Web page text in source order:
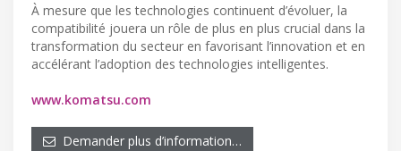
À mesure que les technologies continuent d’évoluer, la
compatibilité jouera un rôle de plus en plus crucial dans la
transformation du secteur en favorisant l’innovation et en
accélérant l’adoption des technologies intelligentes.
www.komatsu.com
Demander plus d’information…